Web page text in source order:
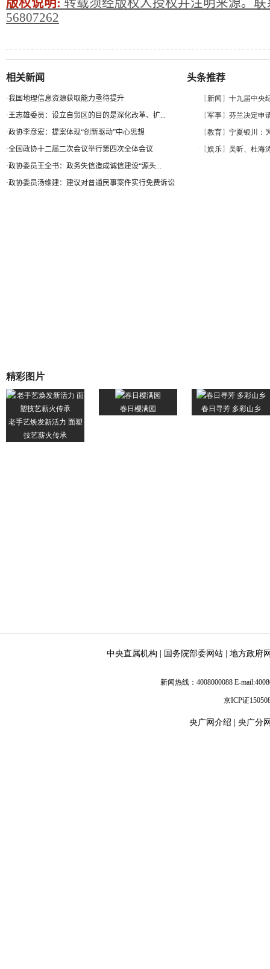
版权说明: 转载须经版权人授权并注明来源。联
56807262
相关新闻
·我国地理信息资源获取能力亟待提升
·王志雄委员：设立自贸区的目的是深化改革、扩...
·政协李彦宏：提案体现“创新驱动”中心思想
·全国政协十二届二次会议举行第四次全体会议
·政协委员王全书：政务失信造成诚信建设“源头...
·政协委员汤维建：建议对普通民事案件实行免费诉讼
头条推荐